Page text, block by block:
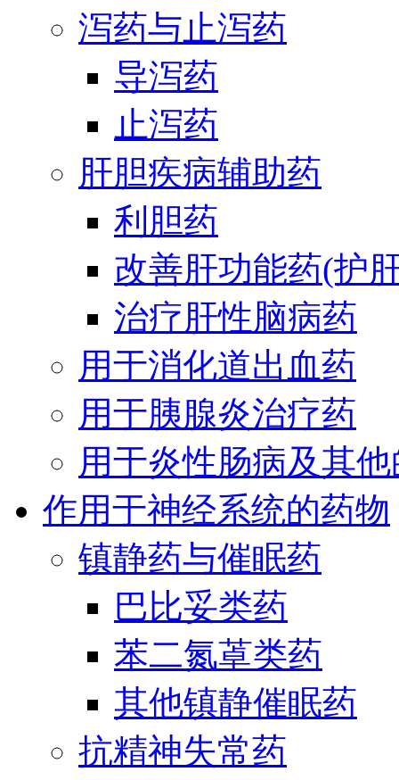
泻药与止泻药
导泻药
止泻药
肝胆疾病辅助药
利胆药
改善肝功能药(护
治疗肝性脑病药
用于消化道出血药
用于胰腺炎治疗药
用于炎性肠病及其
作用于神经系统的药物
镇静药与催眠药
巴比妥类药
苯二氮䓬类药
其他镇静催眠药
抗精神失常药